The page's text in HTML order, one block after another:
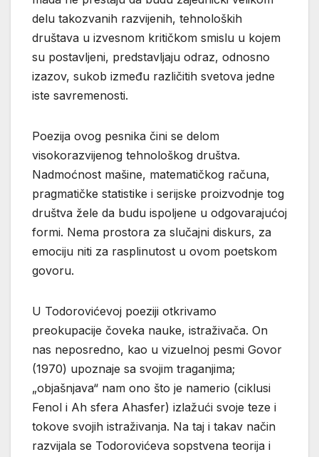
delu takozvanih razvijenih, tehnoloških
društava u izvesnom kritičkom smislu u kojem
su postavljeni, predstavljaju odraz, odnosno
izazov, sukob između različitih svetova jedne
iste savremenosti.
Poezija ovog pesnika čini se delom
visokorazvijenog tehnološkog društva.
Nadmoćnost mašine, matematičkog računa,
pragmatičke statistike i serijske proizvodnje tog
društva žele da budu ispoljene u odgovarajućoj
formi. Nema prostora za slučajni diskurs, za
emociju niti za rasplinutost u ovom poetskom
govoru.
U Todorovićevoj poeziji otkrivamo
preokupacije čoveka nauke, istraživača. On
nas neposredno, kao u vizuelnoj pesmi Govor
(1970) upoznaje sa svojim traganjima;
„objašnjava“ nam ono što je namerio (ciklusi
Fenol i Ah sfera Ahasfer) izlažući svoje teze i
tokove svojih istraživanja. Na taj i takav način
razvijala se Todorovićeva sopstvena teorija i